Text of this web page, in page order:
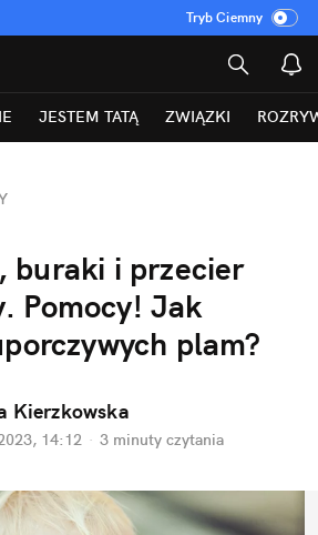
Tryb Ciemny
JESTEM TATĄ ZWIĄZKI
buraki i przecier
Pomocy! Jak
plam?
Kierzkowska
14:12 · 3 minuty czytania